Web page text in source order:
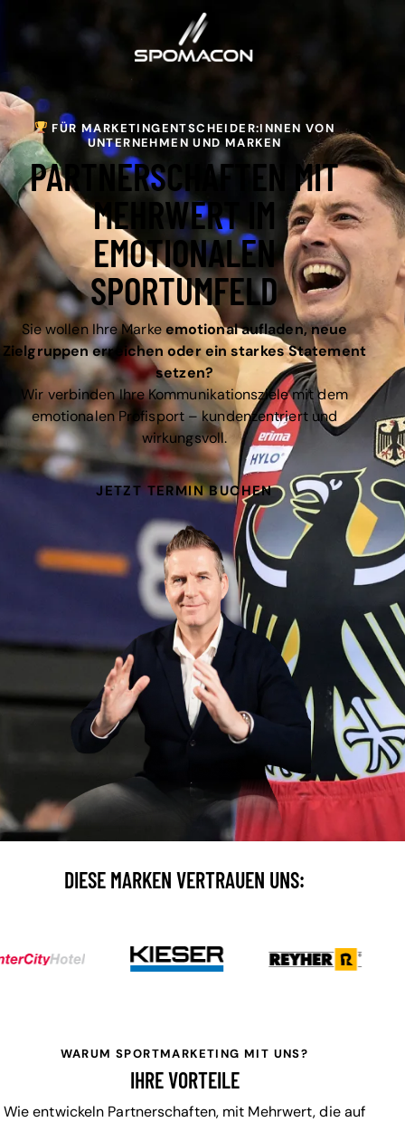
FÜR MARKETINGENTSCHEIDER:INNEN VON
UNTERNEHMEN UND MARKEN
PARTNERSCHAFTEN MIT
MEHRWERT IM
EMOTIONALEN
SPORTUMFELD
Sie wollen Ihre Markeemotional aufladen, neue
Zielgruppen erreichen oder ein starkes Statement
setzen?
Wir verbinden Ihre Kommunikationsziele mit dem
emotionalen Profisport – kundenzentriert und
wirkungsvoll.
JETZT TERMIN BUCHEN
DIESE MARKEN VERTRAUEN UNS:
WARUM SPORTMARKETING MIT UNS?
IHRE VORTEILE
Wie entwickeln Partnerschaften, mit Mehrwert, die auf